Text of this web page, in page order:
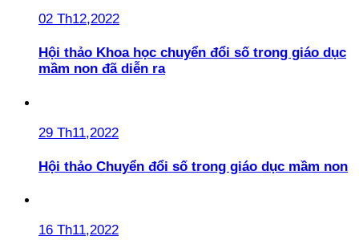
02 Th12,2022
Hội thảo Khoa học chuyển đổi số trong giáo dục
mầm non đã diễn ra
29 Th11,2022
Hội thảo Chuyển đổi số trong giáo dục mầm non
16 Th11,2022